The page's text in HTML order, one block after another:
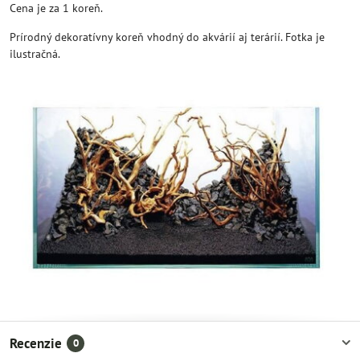
Cena je za 1 koreň.
Prírodný dekoratívny koreň vhodný do akvárií aj terárií. Fotka je
ilustračná.
Recenzie 0